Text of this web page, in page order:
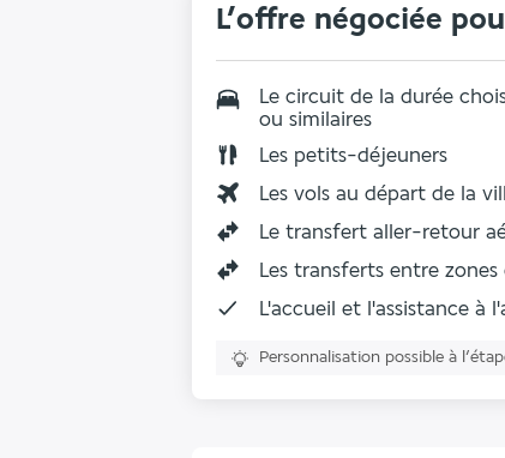
L’offre négociée
Le circuit de la durée
ou similaires
Les petits-déjeuners
Les vols au départ de la
Le transfert aller-retour
Les transferts entre
L'accueil et l'assistance à
Personnalisation possible à